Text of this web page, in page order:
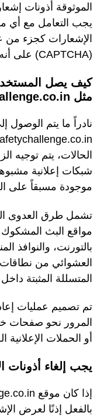
الموثوقة أذونات
يجب التعامل مع أي
الإشعارات كجزء من
(CAPTCHA) على أنه موقع مشبوه.
كيف يصل
مثل Clicksafetychallenge.co.in
نادراً ما يتم
الحالات، يتم توجيه
شبكات إعلانية
موجودة مسبقاً على
تشمل طرق العدوى
مواقع البث المشكوك
بالتورنت، والنوافذ
العشوائي من نطاقات
المتسللة المثبتة
تم تصميم عمليات
المرور نحو صفحات
أو الحملات
يجب إلغاء أذونات
بالفعل إذنًا لعرض